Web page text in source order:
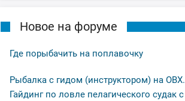
Новое на форуме
Где порыбачить на поплавочку
Рыбалка с гидом (инструктором) на ОВХ.
Гайдинг по ловле пелагического судак с